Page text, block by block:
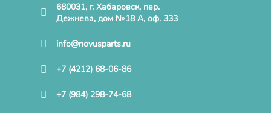
680031, г. Хабаровск, пер.
Дежнева, дом №18 А, оф. 333
info@novusparts.ru
+7 (4212) 68-06-86
+7 (984) 298-74-68